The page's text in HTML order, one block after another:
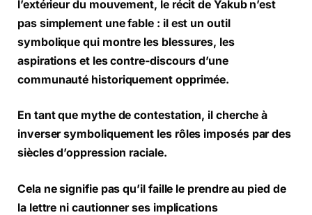
l’extérieur du mouvement, le récit de Yakub n’est
pas simplement une fable : il est un outil
symbolique qui montre les blessures, les
aspirations et les contre-discours d’une
communauté historiquement opprimée.
En tant que mythe de contestation, il cherche à
inverser symboliquement les rôles imposés par des
siècles d’oppression raciale.
Cela ne signifie pas qu’il faille le prendre au pied de
la lettre ni cautionner ses implications